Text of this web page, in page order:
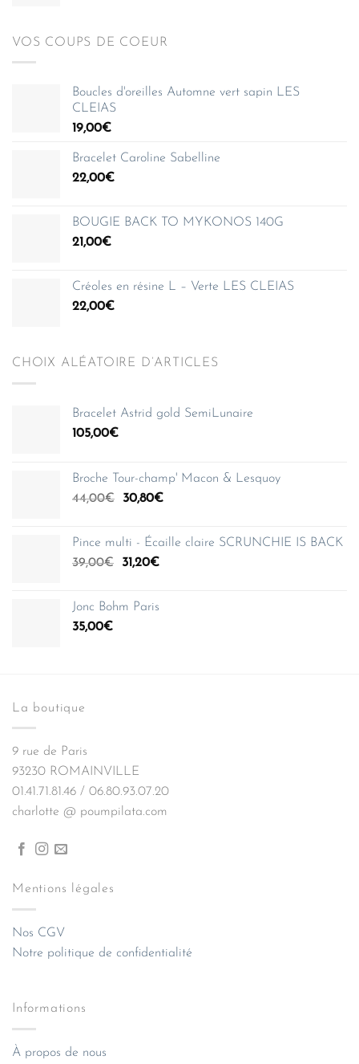
VOS COUPS DE COEUR
Boucles d'oreilles Automne vert sapin LES
CLEIAS
19,00€
Bracelet Caroline Sabelline
22,00€
BOUGIE BACK TO MYKONOS 140G
21,00€
Créoles en résine L – Verte LES CLEIAS
22,00€
CHOIX ALÉATOIRE D’ARTICLES
Bracelet Astrid gold SemiLunaire
105,00€
Broche Tour-champ' Macon & Lesquoy
44,00€
Le
était :
44,00€.
30,80€Le
est :
Pince multi - Écaille claire SCRUNCHIE IS BACK
39,00€
Le
était :
31,20€Le
est :
Jonc Bohm Paris
35,00€
La boutique
9 rue de Paris
93230 ROMAINVILLE
01.41.71.81.46 / 06.80.93.07.20
charlotte @ poumpilata.com
Mentions légales
Nos CGV
Notre politique de confidentialité
Informations
À propos de nous